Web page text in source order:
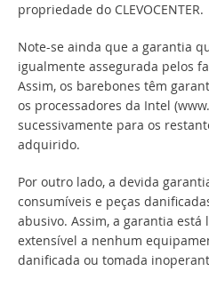
propriedade do CLEVOCENTER.
Note-se ainda que a garantia
igualmente assegurada pelos
Assim, os barebones têm
os processadores da Intel
sucessivamente para os
adquirido.
Por outro lado, a devida
consumíveis e peças
abusivo. Assim, a garantia
extensível a nenhum
danificada ou tomada